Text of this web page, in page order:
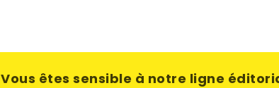
Vous êtes sensible à notre ligne